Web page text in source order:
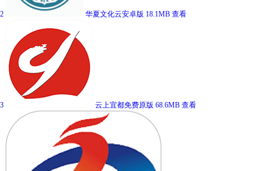
2 华夏文化云安卓版 18.1MB 查看
3 云上宜都免费原版 68.6MB 查看